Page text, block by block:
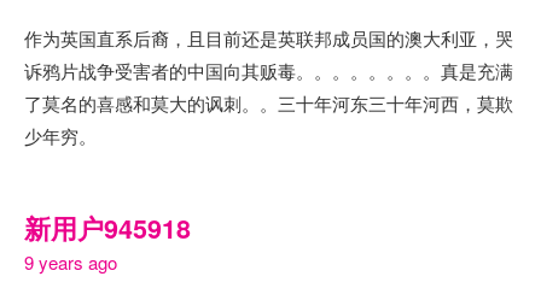
作为英国直系后裔，且目前还是英联邦成员国的澳大利亚，哭
诉鸦片战争受害者的中国向其贩毒。。。。。。。。真是充满
了莫名的喜感和莫大的讽刺。。三十年河东三十年河西，莫欺
少年穷。
新用户945918
9 years ago